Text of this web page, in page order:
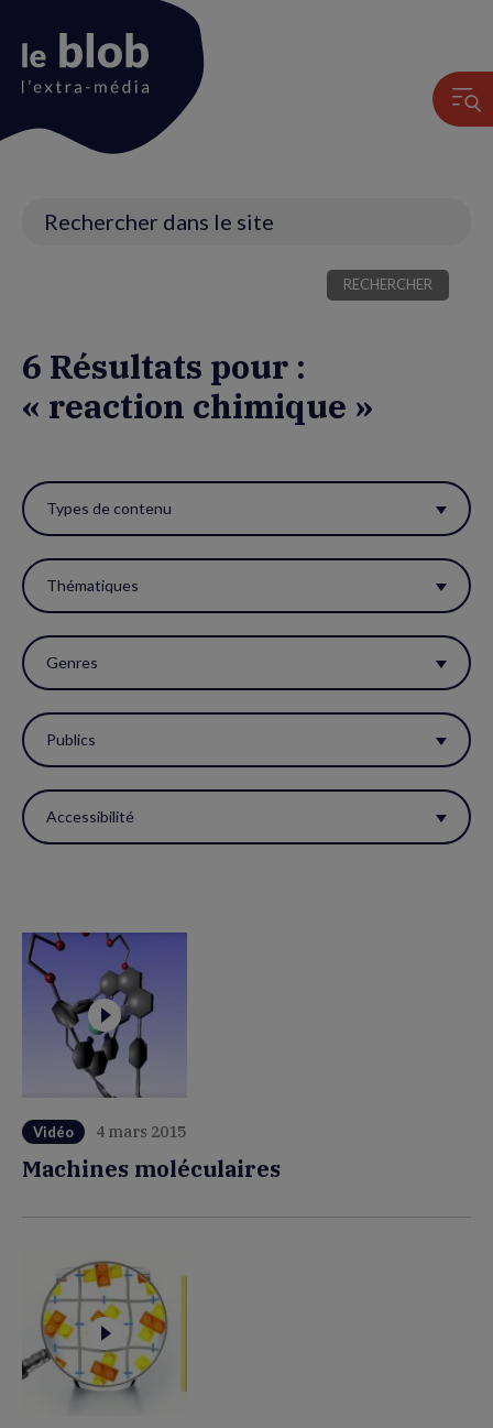
6 Résultats pour :
« reaction chimique »
ces
filtres
pour
réactualiser
la
page.
Types de contenu
Thématiques
Genres
Publics
Accessibilité
Vidéo 4 mars 2015
Machines moléculaires